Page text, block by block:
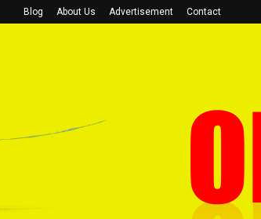
Blog About Us Advertisement Contact